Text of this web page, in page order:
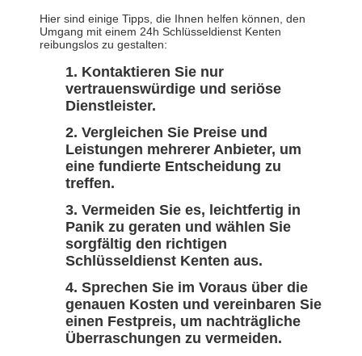
Hier sind einige Tipps, die Ihnen helfen können, den
Umgang mit einem 24h Schlüsseldienst Kenten
reibungslos zu gestalten:
Kontaktieren Sie nur
vertrauenswürdige und seriöse
Dienstleister.
Vergleichen Sie Preise und
Leistungen mehrerer Anbieter, um
eine fundierte Entscheidung zu
treffen.
Vermeiden Sie es, leichtfertig in
Panik zu geraten und wählen Sie
sorgfältig den richtigen
Schlüsseldienst Kenten aus.
Sprechen Sie im Voraus über die
genauen Kosten und vereinbaren Sie
einen Festpreis, um nachträgliche
Überraschungen zu vermeiden.